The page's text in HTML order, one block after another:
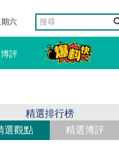
六
評
精選排行榜
選觀點
精選博評